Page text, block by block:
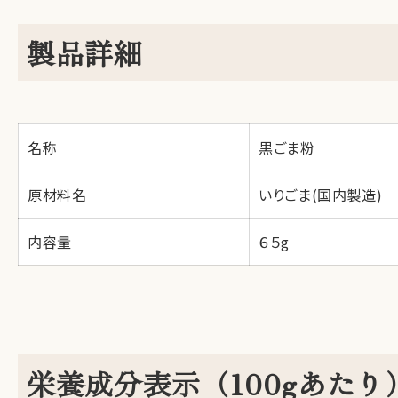
製品詳細
名称 黒ごま粉
原材料名 いりごま(国内製造)
内容量 ６５g
栄養成分表示（100gあたり